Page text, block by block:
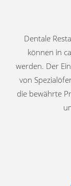
Dentale
können in
werden. Der
von
die bewährte